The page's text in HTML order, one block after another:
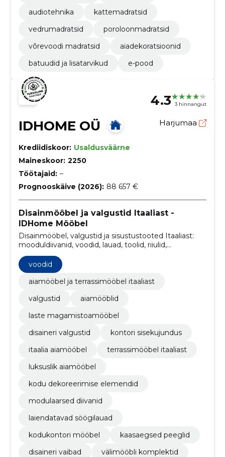
audiotehnika
kattemadratsid
vedrumadratsid
poroloonmadratsid
võrevoodi madratsid
aiadekoratsioonid
batuudid ja lisatarvikud
e-pood
4.3 3 hinnangut
IDHOME OÜ Harjumaa
Krediidiskoor: Usaldusväärne
Maineskoor: 2250
Töötajaid: –
Prognooskäive (2026): 88 657 €
Disainmööbel ja valgustid Itaaliast -
IDHome Mööbel
Disainmööbel, valgustid ja sisustustooted Itaaliast:
mooduldiivanid, voodid, lauad, toolid, riiulid,
poes!voodid
aiamööbel ja terrassimööbel itaaliast
valgustid
aiamööblid
laste magamistoamööbel
disaineri valgustid
kontori sisekujundus
itaalia aiamööbel
terrassimööbel itaaliast
luksuslik aiamööbel
kodu dekoreerimise elemendid
modulaarsed diivanid
laiendatavad söögilauad
kodukontori mööbel
kaasaegsed peeglid
disaineri vaibad
välimööbli komplektid